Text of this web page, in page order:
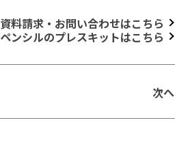
資料請求・お問い合わせはこちら
ペンシルのプレスキットはこちら
次へ